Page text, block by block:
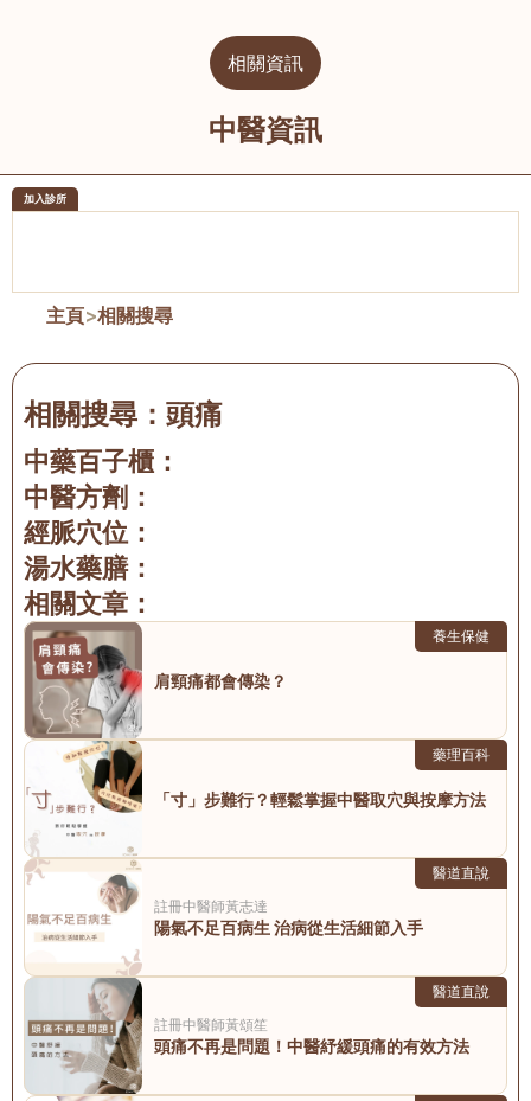
相關資訊
中醫資訊
加入診所
主頁>相關搜尋
相關搜尋： 頭痛
中藥百子櫃：
中醫方劑：
經脈穴位：
湯水藥膳：
相關文章：
養生保健
肩頸痛都會傳染？
藥理百科
「寸」步難行？輕鬆掌握中醫取穴與按摩方法
醫道直說
註冊中醫師黃志達
陽氣不足百病生 治病從生活細節入手
醫道直說
註冊中醫師黃頌笙
頭痛不再是問題！中醫紓緩頭痛的有效方法